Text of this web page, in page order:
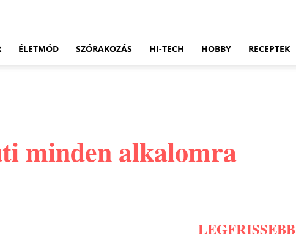
ÉLETMÓD SZÓRAKOZÁS HI-TECH HOBBY RECEPTEK
minden alkalomra
LEGFRISSEBB